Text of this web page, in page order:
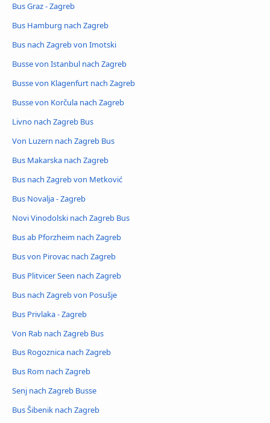
Bus Graz - Zagreb
Bus Hamburg nach Zagreb
Bus nach Zagreb von Imotski
Busse von Istanbul nach Zagreb
Busse von Klagenfurt nach Zagreb
Busse von Korčula nach Zagreb
Livno nach Zagreb Bus
Von Luzern nach Zagreb Bus
Bus Makarska nach Zagreb
Bus nach Zagreb von Metković
Bus Novalja - Zagreb
Novi Vinodolski nach Zagreb Bus
Bus ab Pforzheim nach Zagreb
Bus von Pirovac nach Zagreb
Bus Plitvicer Seen nach Zagreb
Bus nach Zagreb von Posušje
Bus Privlaka - Zagreb
Von Rab nach Zagreb Bus
Bus Rogoznica nach Zagreb
Bus Rom nach Zagreb
Senj nach Zagreb Busse
Bus Šibenik nach Zagreb